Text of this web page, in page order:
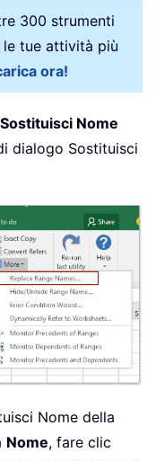
Then
, Pos, 1)) =
, Pos, 1)) =
300 strumenti
le tue attività più
ora!
Sostituisci Nome
dialogo Sostituisci
Nome della
Nome, fare clic